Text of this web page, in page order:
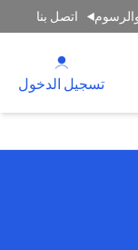
اتصل بنا
تسجيل الدخول